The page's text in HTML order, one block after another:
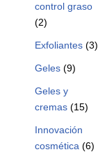
control graso
(2)
Exfoliantes (3)
Geles (9)
Geles y
cremas (15)
Innovación
cosmética (6)